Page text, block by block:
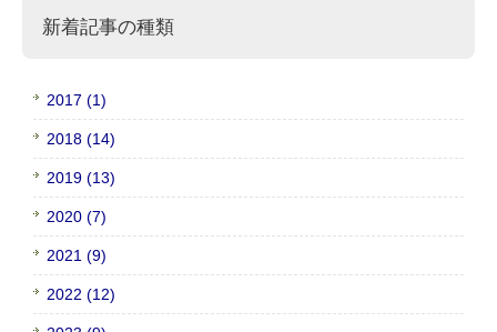
新着記事の種類
2017 (1)
2018 (14)
2019 (13)
2020 (7)
2021 (9)
2022 (12)